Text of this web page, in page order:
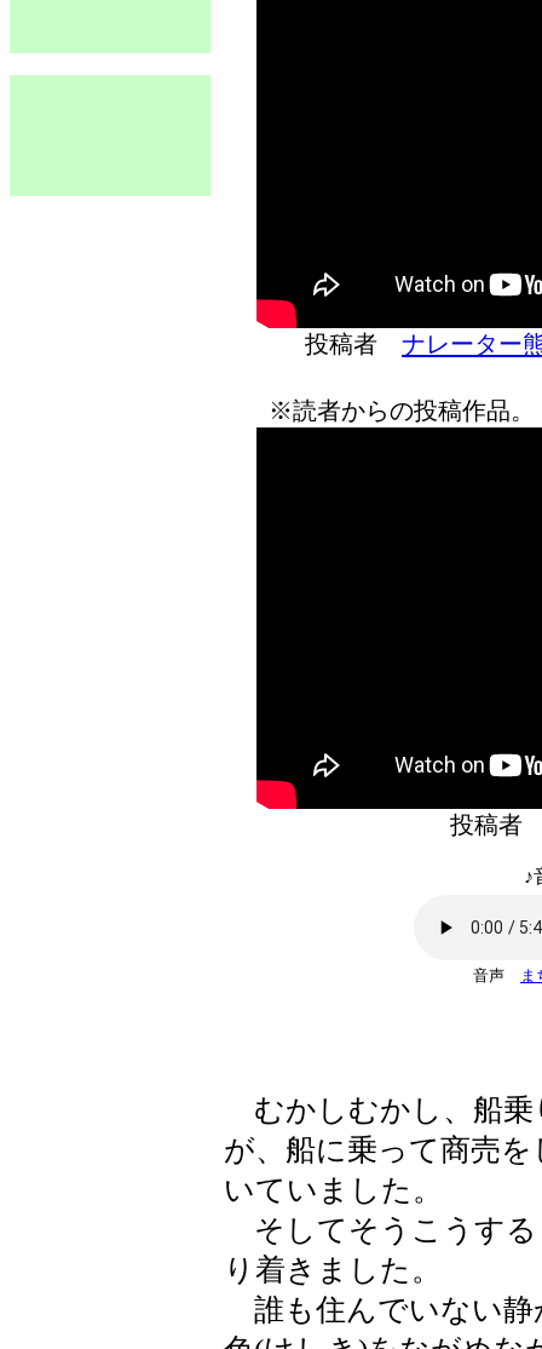
投稿者 ナレーター
※読者からの投稿作品
投稿者
♪
音声 ま
むかしむかし、船乗
が、船に乗って商売
いていました。
そしてそうこうする
り着きました。
誰も住んでいない静